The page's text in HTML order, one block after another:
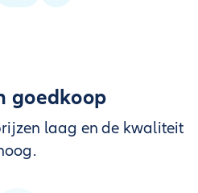
goedkoop
laag en de kwaliteit